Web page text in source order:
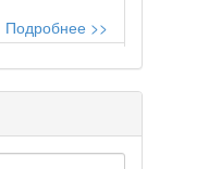
Подробнее >>